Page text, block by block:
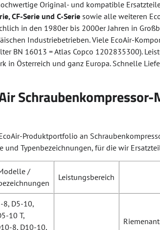
Original- und kompatible
CF-Serie und C-Serie sowie alle weiteren
in den 1980er bis 2000er Jahren in
Industriebetrieben. Viele EcoAir-
BN 16013 = Atlas Copco 1202835300).
in Österreich und ganz Europa. Schnelle
Schraubenkompressor-
Produktportfolio an
und Typenbezeichnungen, für die wir
/
Leistungsbereich
8, D5-10,
10 T,
8, D10-10,